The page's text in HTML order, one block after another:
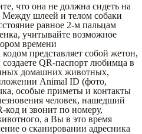
что она не должна сидеть на
Между шлеей и телом собаки
равное 2-м пальцам
учитывайте возможное
времени
представляет собой жетон,
QR-паспорт любимца в
домашних животных,
Animal ID (фото,
особые приметы и контакты
человек, нашедший
код и звонит по номеру,
а Вы в это время
о сканировании адресника